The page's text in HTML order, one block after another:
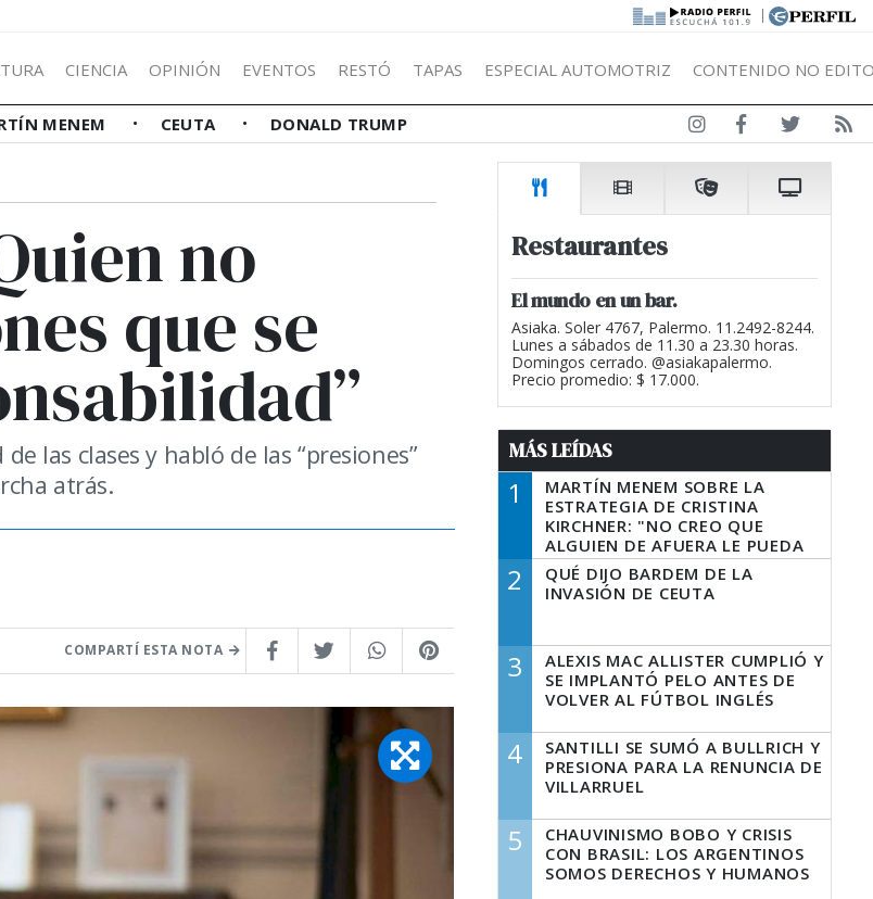
|
CIENCIA OPINIÓN EVENTOS RESTÓ TAPAS ESPECIAL AUTOMOTRIZ CONTENIDO NO
MENEM CEUTA DONALD TRUMP
no
que se
las clases y habló de las “presiones”
atrás.
COMPARTÍ ESTA NOTA
Restaurantes
El mundo en un bar.
Asiaka. Soler 4767, Palermo. 11.2492-8244.
Lunes a sábados de 11.30 a 23.30 horas.
Domingos cerrado. @asiakapalermo.
Precio promedio: $ 17.000.
MÁS LEÍDAS
1
MARTÍN MENEM SOBRE LA
ESTRATEGIA DE CRISTINA
KIRCHNER: "NO CREO QUE
ALGUIEN DE AFUERA LE PUEDA
DECIR A LA JUSTICIA LO QUE
TIENE QUE HACER"
2
QUÉ DIJO BARDEM DE LA
INVASIÓN DE CEUTA
3
ALEXIS MAC ALLISTER CUMPLIÓ Y
SE IMPLANTÓ PELO ANTES DE
VOLVER AL FÚTBOL INGLÉS
4
SANTILLI SE SUMÓ A BULLRICH Y
PRESIONA PARA LA RENUNCIA DE
VILLARRUEL
5
CHAUVINISMO BOBO Y CRISIS
CON BRASIL: LOS ARGENTINOS
SOMOS DERECHOS Y HUMANOS